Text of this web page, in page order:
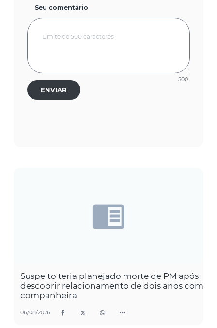
Seu comentário
500
ENVIAR
Suspeito teria planejado morte de PM após
descobrir relacionamento de dois anos com
companheira
06/08/2026